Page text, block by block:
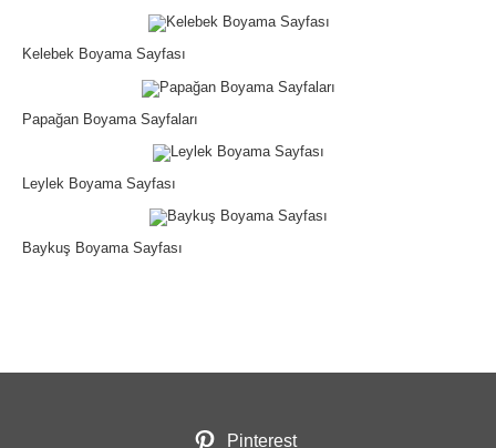
Kelebek Boyama Sayfası
Papağan Boyama Sayfaları
Leylek Boyama Sayfası
Baykuş Boyama Sayfası
Pinterest